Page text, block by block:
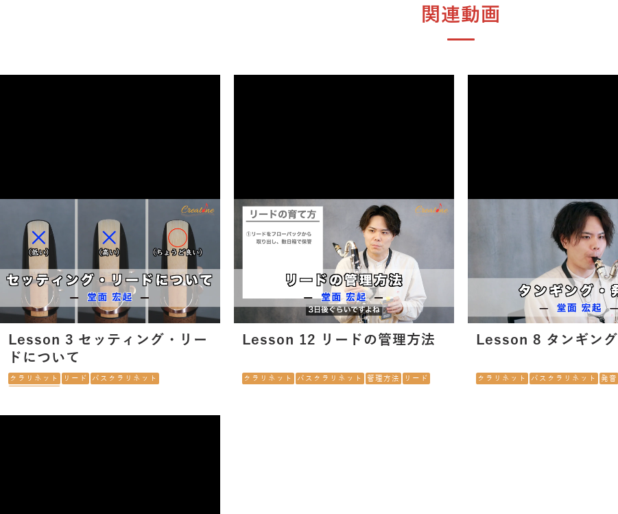
関連動画
Lesson 3 セッティング・リー
ドについて
クラリネット リード
バスクラリネット
Lesson 12 リードの管理方法
クラリネット バスクラリネット 管理方法 リード
Lesson 8 タンギング
クラリネット バスクラリネット 発音